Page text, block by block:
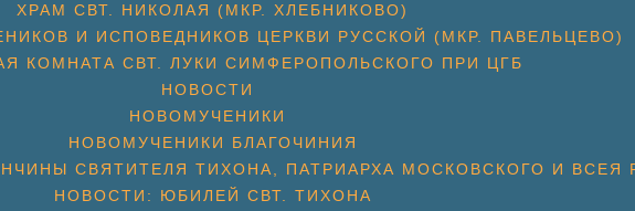
ХРАМ СВТ. НИКОЛАЯ (МКР. ХЛЕБНИКОВО)
И ИСПОВЕДНИКОВ ЦЕРКВИ РУССКОЙ (МКР. ПАВЕЛЬЦЕВО)
КОМНАТА СВТ. ЛУКИ СИМФЕРОПОЛЬСКОГО ПРИ ЦГБ
НОВОСТИ
НОВОМУЧЕНИКИ
НОВОМУЧЕНИКИ БЛАГОЧИНИЯ
СВЯТИТЕЛЯ ТИХОНА, ПАТРИАРХА МОСКОВСКОГО И ВСЕЯ
НОВОСТИ: ЮБИЛЕЙ СВТ. ТИХОНА